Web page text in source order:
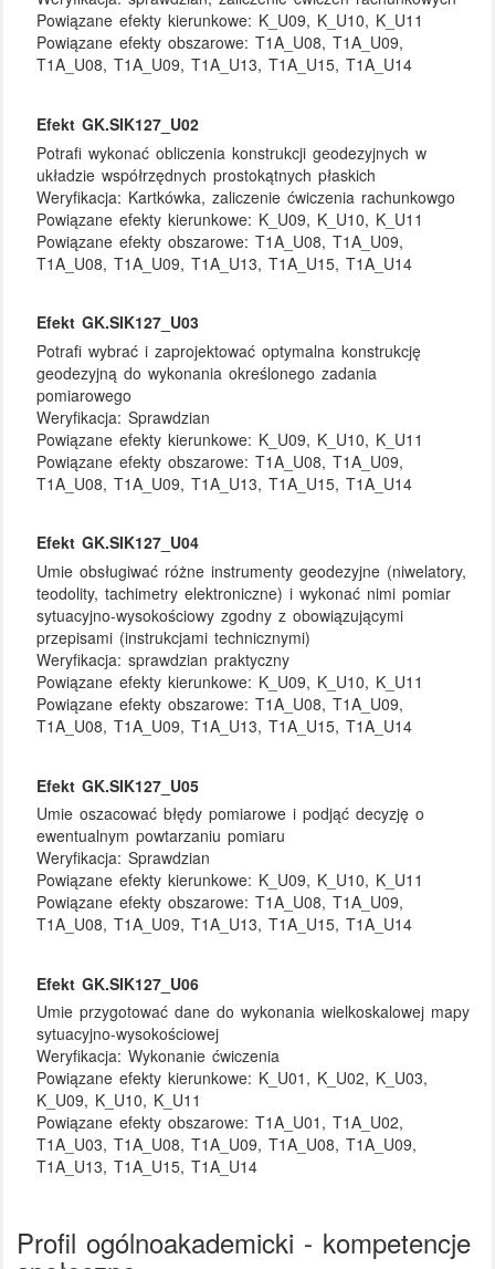
Powiązane efekty kierunkowe: K_U09, K_U10, K_U11
Powiązane efekty obszarowe:T1A_U08, T1A_U09,
T1A_U08, T1A_U09, T1A_U13, T1A_U15, T1A_U14
Efekt GK.SIK127_U02
Potrafi wykonać obliczenia konstrukcji geodezyjnych w
układzie współrzędnych prostokątnych płaskich
Weryfikacja: Kartkówka, zaliczenie ćwiczenia rachunkowgo
Powiązane efekty kierunkowe: K_U09, K_U10, K_U11
Powiązane efekty obszarowe:T1A_U08, T1A_U09,
T1A_U08, T1A_U09, T1A_U13, T1A_U15, T1A_U14
Efekt GK.SIK127_U03
Potrafi wybrać i zaprojektować optymalna konstrukcję
geodezyjną do wykonania określonego zadania
pomiarowego
Weryfikacja:Sprawdzian
Powiązane efekty kierunkowe: K_U09, K_U10, K_U11
Powiązane efekty obszarowe:T1A_U08, T1A_U09,
T1A_U08, T1A_U09, T1A_U13, T1A_U15, T1A_U14
Efekt GK.SIK127_U04
Umie obsługiwać różne instrumenty geodezyjne (niwelatory,
teodolity, tachimetry elektroniczne) i wykonać nimi pomiar
sytuacyjno-wysokościowy zgodny z obowiązującymi
przepisami (instrukcjami technicznymi)
Weryfikacja:sprawdzian praktyczny
Powiązane efekty kierunkowe: K_U09, K_U10, K_U11
Powiązane efekty obszarowe:T1A_U08, T1A_U09,
T1A_U08, T1A_U09, T1A_U13, T1A_U15, T1A_U14
Efekt GK.SIK127_U05
Umie oszacować błędy pomiarowe i podjąć decyzję o
ewentualnym powtarzaniu pomiaru
Weryfikacja:Sprawdzian
Powiązane efekty kierunkowe: K_U09, K_U10, K_U11
Powiązane efekty obszarowe:T1A_U08, T1A_U09,
T1A_U08, T1A_U09, T1A_U13, T1A_U15, T1A_U14
Efekt GK.SIK127_U06
Umie przygotować dane do wykonania wielkoskalowej mapy
sytuacyjno-wysokościowej
Weryfikacja:Wykonanie ćwiczenia
Powiązane efekty kierunkowe: K_U01, K_U02, K_U03,
K_U09, K_U10, K_U11
Powiązane efekty obszarowe:T1A_U01, T1A_U02,
T1A_U03, T1A_U08, T1A_U09, T1A_U08, T1A_U09,
T1A_U13, T1A_U15, T1A_U14
Profil ogólnoakademicki - kompetencje